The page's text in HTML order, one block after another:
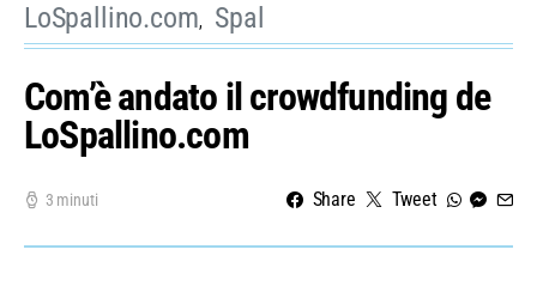
LoSpallino.com Spal
Com’è andato il crowdfunding de
LoSpallino.com
3 minuti Share Tweet